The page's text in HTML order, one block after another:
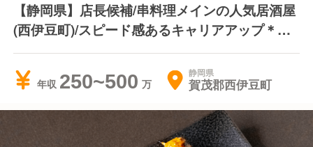
【静岡県】店長候補/串料理メインの人気居酒屋
(西伊豆町)/スピード感あるキャリアアップ＊転
居費用負担＊独立支援制度あり
年収 250~500 静岡県
賀茂郡西伊豆町